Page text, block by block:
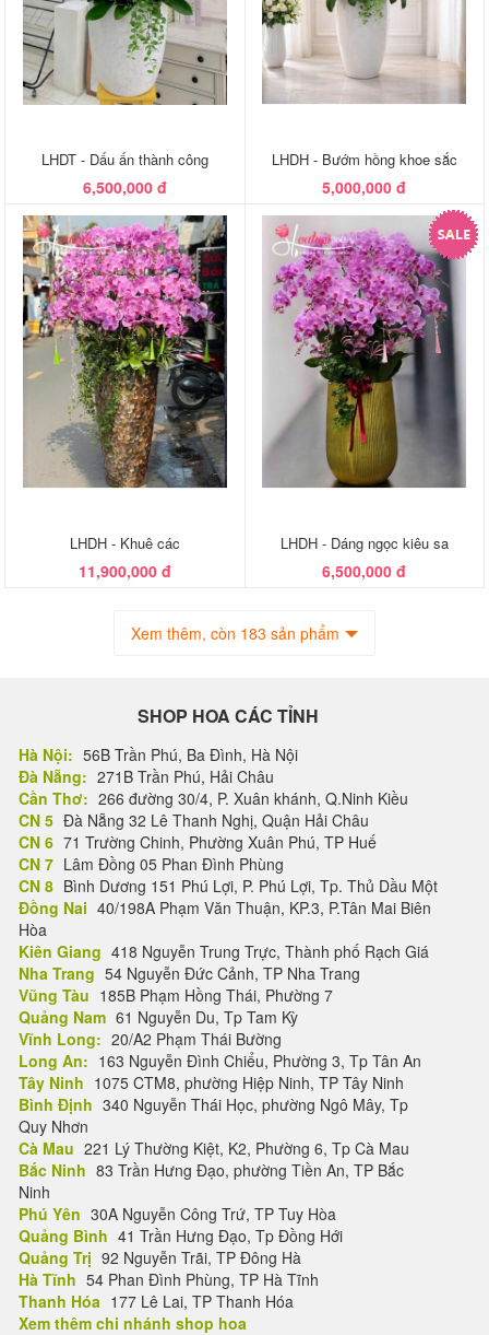
LHDT - Dấu ấn thành công
6,500,000 đ
LHDH - Bướm hồng khoe sắc
5,000,000 đ
LHDH - Khuê các
11,900,000 đ
LHDH - Dáng ngọc kiêu sa
6,500,000 đ
Xem thêm, còn 183 sản phẩm
SHOP HOA CÁC TỈNH
Hà Nội: 56B Trần Phú, Ba Đình, Hà Nội
Đà Nẵng: 271B Trần Phú, Hải Châu
Cần Thơ: 266 đường 30/4, P. Xuân khánh, Q.Ninh Kiều
CN 5 Đà Nẵng 32 Lê Thanh Nghị, Quận Hải Châu
CN 6 71 Trường Chinh, Phường Xuân Phú, TP Huế
CN 7 Lâm Đồng 05 Phan Đình Phùng
CN 8 Bình Dương 151 Phú Lợi, P. Phú Lợi, Tp. Thủ Dầu Một
Đồng Nai 40/198A Phạm Văn Thuận, KP.3, P.Tân Mai Biên
Hòa
Kiên Giang 418 Nguyễn Trung Trực, Thành phố Rạch Giá
Nha Trang 54 Nguyễn Đức Cảnh, TP Nha Trang
Vũng Tàu 185B Phạm Hồng Thái, Phường 7
Quảng Nam 61 Nguyễn Du, Tp Tam Kỳ
Vĩnh Long: 20/A2 Phạm Thái Bường
Long An: 163 Nguyễn Đình Chiểu, Phường 3, Tp Tân An
Tây Ninh 1075 CTM8, phường Hiệp Ninh, TP Tây Ninh
Bình Định 340 Nguyễn Thái Học, phường Ngô Mây, Tp
Quy Nhơn
Cà Mau 221 Lý Thường Kiệt, K2, Phường 6, Tp Cà Mau
Bắc Ninh 83 Trần Hưng Đạo, phường Tiền An, TP Bắc
Ninh
Phú Yên 30A Nguyễn Công Trứ, TP Tuy Hòa
Quảng Bình 41 Trần Hưng Đạo, Tp Đồng Hới
Quảng Trị 92 Nguyễn Trãi, TP Đông Hà
Hà Tĩnh 54 Phan Đình Phùng, TP Hà Tĩnh
Thanh Hóa 177 Lê Lai, TP Thanh Hóa
Xem thêm chi nhánh shop hoa